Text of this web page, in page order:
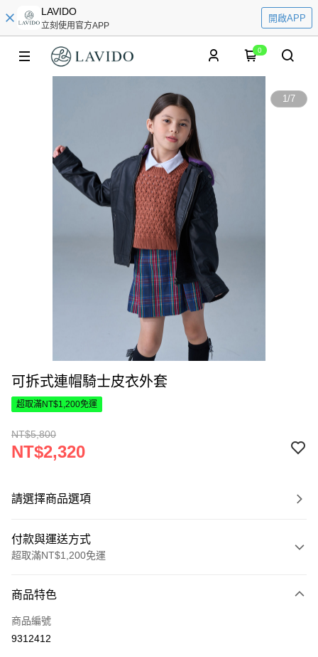
LAVIDO
立刻使用官方APP
開啟APP
0
1/7
可拆式連帽騎士皮衣外套
超取滿NT$1,200免運
NT$5,800
NT$2,320
請選擇商品選項
付款與運送方式
超取滿NT$1,200免運
信用卡一次付款
超商取貨付款
商品特色
商品編號
9312412